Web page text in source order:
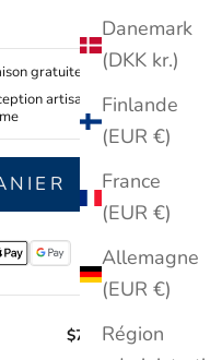
Danemark
(DKK kr.)
Finlande
(EUR €)
France
(EUR €)
Allemagne
(EUR €)
Région
gratuite
artisanale haut de
$7.95